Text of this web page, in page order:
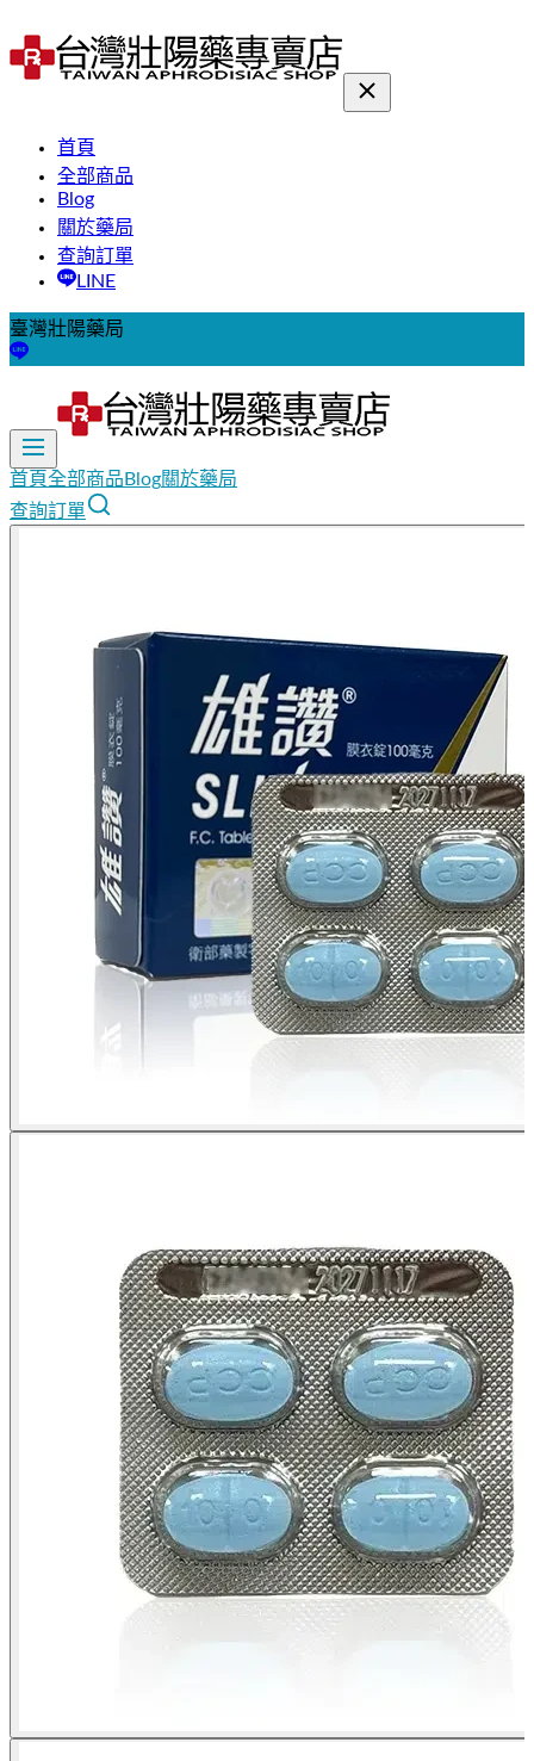
首頁
全部商品
Blog
關於藥局
查詢訂單
LINE
臺灣壯陽藥局
首頁全部商品 Blog關於藥局
查詢訂單